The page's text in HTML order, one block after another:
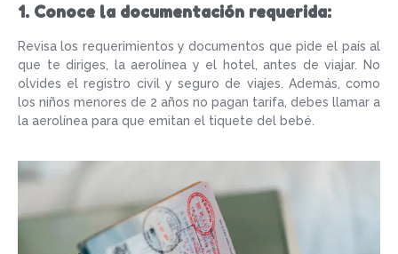
1. Conoce la documentación requerida:
Revisa los requerimientos y documentos que pide el país al
que te diriges, la aerolínea y el hotel, antes de viajar. No
olvides el registro civil y seguro de viajes. Además, como
los niños menores de 2 años no pagan tarifa, debes llamar a
la aerolínea para que emitan el tiquete del bebé.